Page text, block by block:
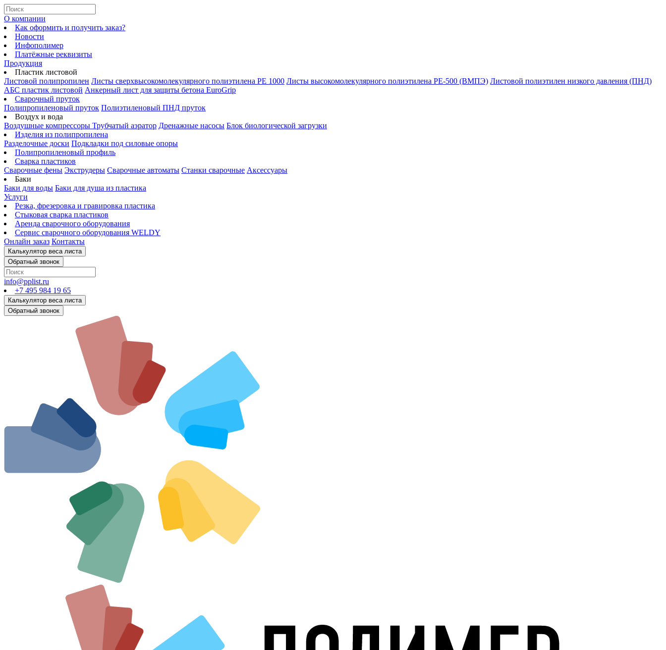
О компании
Как оформить и получить заказ?
Новости
Инфополимер
Платёжные реквизиты
Продукция
Пластик листовой
Листовой полипропилен Листы сверхвысокомолекулярного полиэтилена PE 1000 Листы высокомолекулярного полиэтилена РЕ-500 (ВМПЭ) Листовой полиэтилен низкого давления (ПНД)
АБС пластик листовой Анкерный лист для защиты бетона EuroGrip
Сварочный пруток
Полипропиленовый пруток Полиэтиленовый ПНД пруток
Воздух и вода
Воздушные компрессоры Трубчатый аэратор Дренажные насосы Блок биологической загрузки
Изделия из полипропилена
Разделочные доски Подкладки под силовые опоры
Полипропиленовый профиль
Сварка пластиков
Сварочные фены Экструдеры Сварочные автоматы Станки сварочные Аксессуары
Баки
Баки для воды Баки для душа из пластика
Услуги
Резка, фрезеровка и гравировка пластика
Стыковая сварка пластиков
Аренда сварочного оборудования
Сервис сварочного оборудования WELDY
Онлайн заказ Контакты
info@pplist.ru
+7 495 984 19 65